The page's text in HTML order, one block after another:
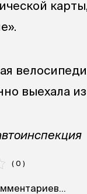
выехала
( 0 )